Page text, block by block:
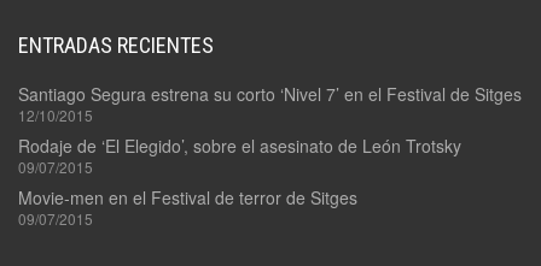
ENTRADAS RECIENTES
Santiago Segura estrena su corto ‘Nivel 7’ en el Festival de Sitges
12/10/2015
Rodaje de ‘El Elegido’, sobre el asesinato de León Trotsky
09/07/2015
Movie-men en el Festival de terror de Sitges
09/07/2015